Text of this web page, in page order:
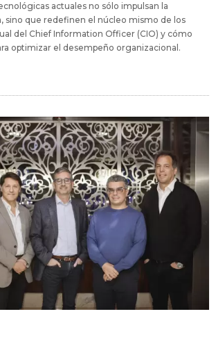
actuales no sólo impulsan la
sino que redefinen el núcleo mismo de los
del Chief Information Officer (CIO) y cómo
optimizar el desempeño organizacional.